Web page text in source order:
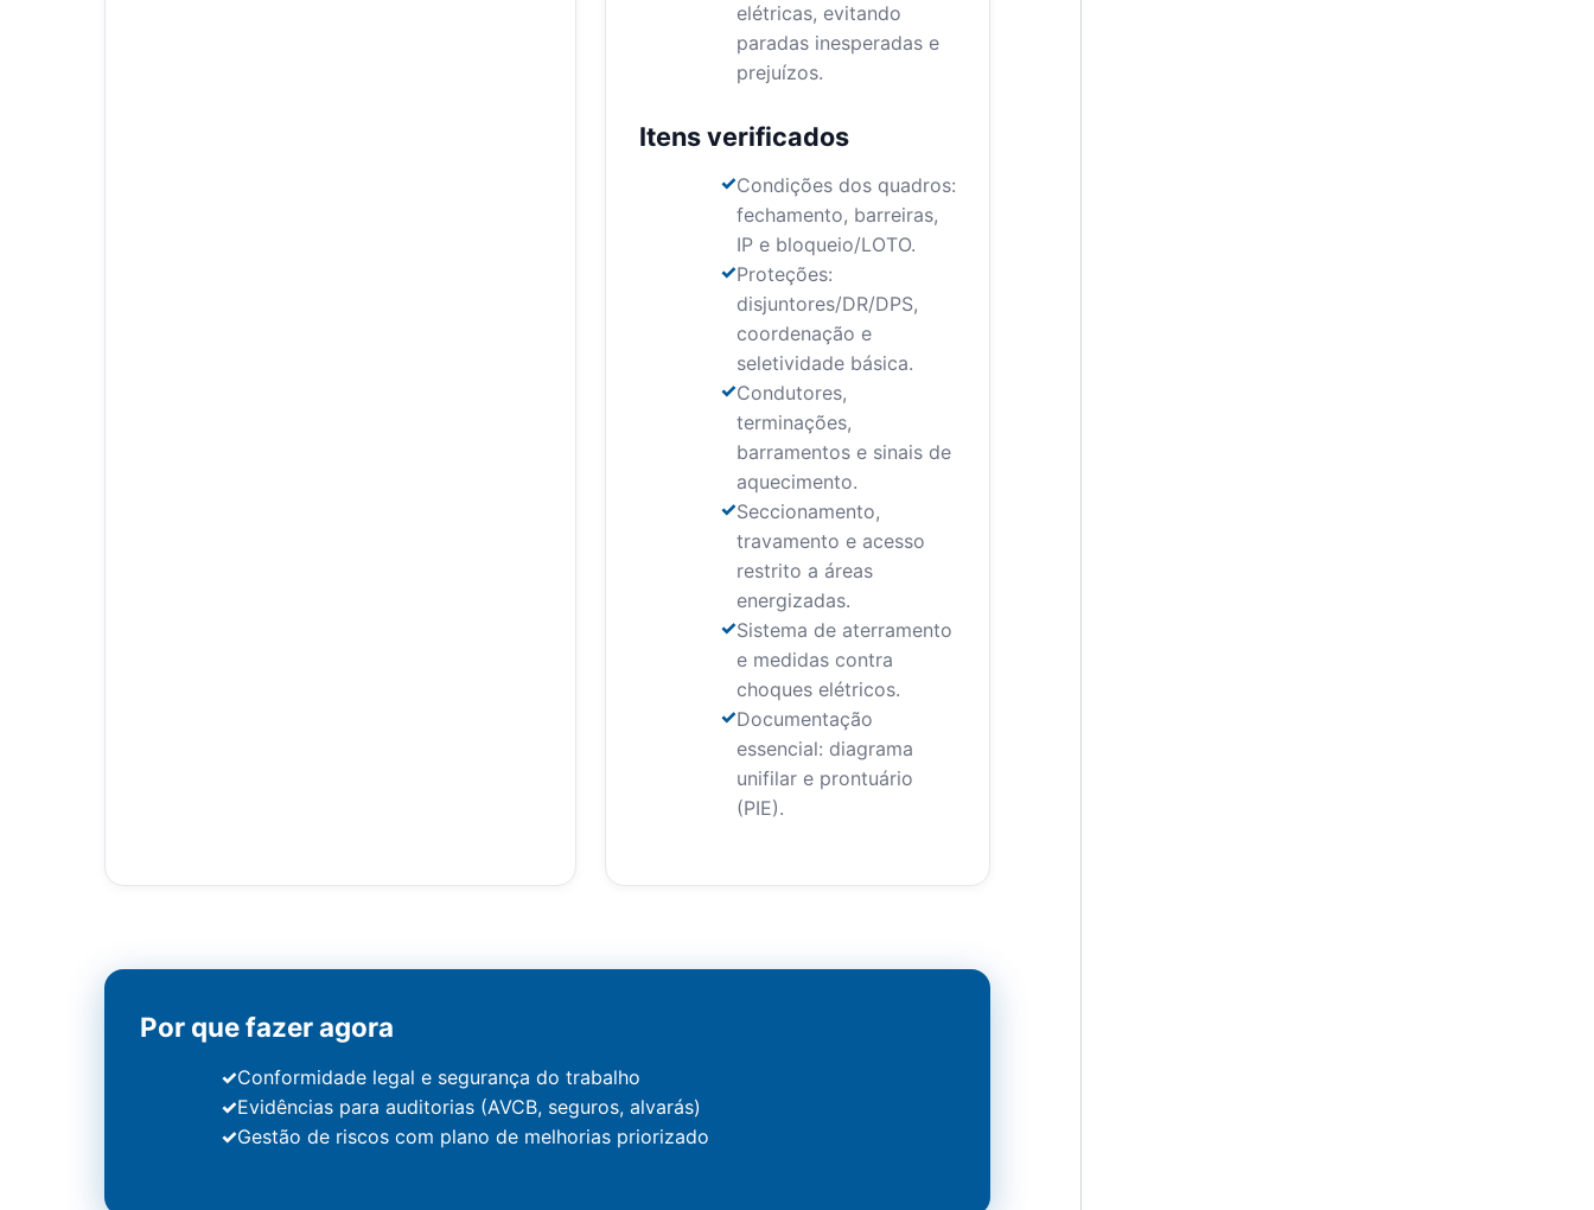
elétricas, evitando
paradas inesperadas e
prejuízos.
Itens verificados
Condições dos quadros:
fechamento, barreiras,
IP e bloqueio/LOTO.
Proteções:
disjuntores/DR/DPS,
coordenação e
seletividade básica.
Condutores,
terminações,
barramentos e sinais de
aquecimento.
Seccionamento,
travamento e acesso
restrito a áreas
energizadas.
Sistema de aterramento
e medidas contra
choques elétricos.
Documentação
essencial: diagrama
unifilar e prontuário
(PIE).
Por que fazer agora
Conformidade legal e segurança do trabalho
Evidências para auditorias (AVCB, seguros, alvarás)
Gestão de riscos com plano de melhorias priorizado